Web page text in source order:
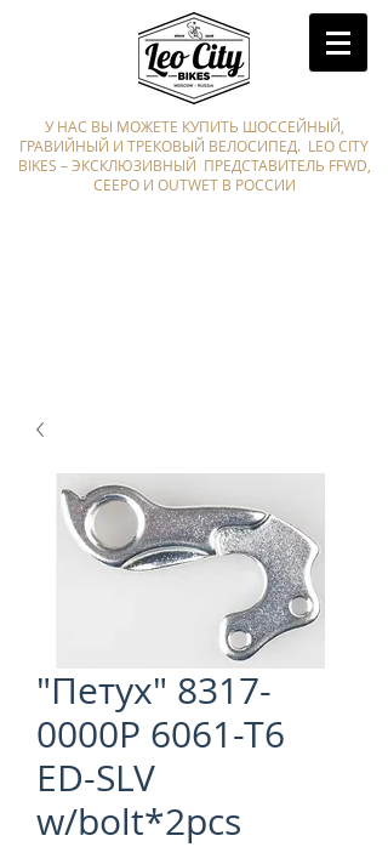
У НАС ВЫ МОЖЕТЕ КУПИТЬ ШОССЕЙНЫЙ,
ГРАВИЙНЫЙ И ТРЕКОВЫЙ ВЕЛОСИПЕД. LEO CITY
BIKES – ЭКСКЛЮЗИВНЫЙ ПРЕДСТАВИТЕЛЬ FFWD,
CEEPO И OUTWET В РОССИИ
"Петух" 8317-
0000P 6061-T6
ED-SLV
w/bolt*2pcs